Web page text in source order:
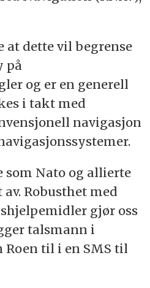
at dette vil begrense
på
og er en generell
i takt med
navigasjon
som Nato og allierte
Robusthet med
gjør oss
talsmann i
Roen til i en SMS til